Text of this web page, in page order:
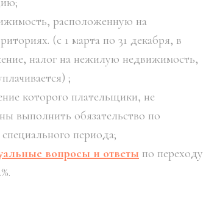
расположенную на
(с 1 марта по 31 декабря, в
налог на нежилую недвижимость,
;
которого плательщики, не
выполнить обязательство по
периода;
вопросы и ответы по переходу